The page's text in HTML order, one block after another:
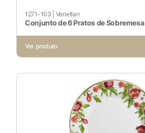
Pesquisar
1271-103 Venetian
Conjunto de 6 Pratos de Sobremesa
Ver produto